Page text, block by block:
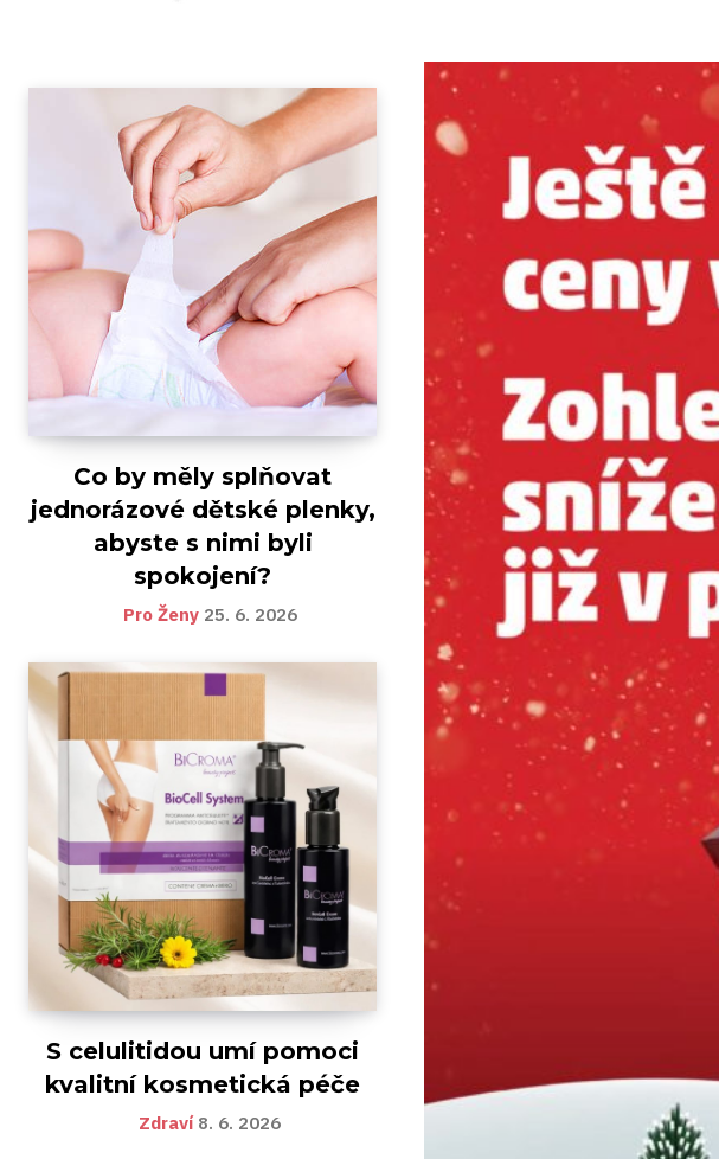
Co by měly splňovat
jednorázové dětské plenky,
abyste s nimi byli
spokojení?
Pro Ženy 25. 6. 2026
S celulitidou umí pomoci
kvalitní kosmetická péče
Zdraví 8. 6. 2026